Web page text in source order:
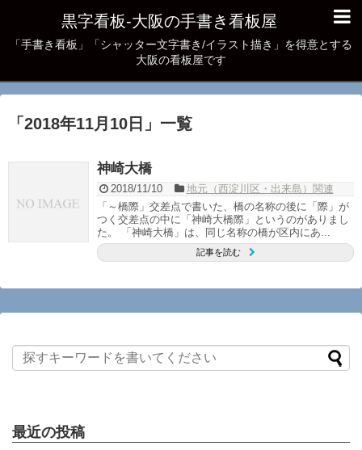
黒字看板‐大阪の手書き看板屋
「手書き看板」「シャッター文字書き/イラスト描き」を得意とする
大阪の看板屋です
「 2018年11月10日 」 一覧
神崎大橋
2018/11/10
地元（西淀川区・出来島）関連
「～橋際」交差点で書いた、橋の名称の後に「際」が
つく交差点の中に「神崎大橋際」というのがありまし
た。 「神崎大橋」は、同じ名称の橋が区内にあ...
記事を読む
最近の投稿